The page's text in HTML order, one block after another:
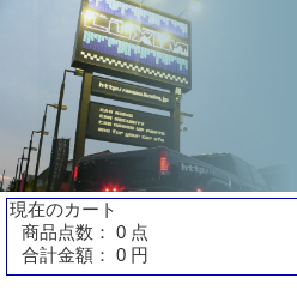
現在のカート
商品点数： 0 点
合計金額： 0 円